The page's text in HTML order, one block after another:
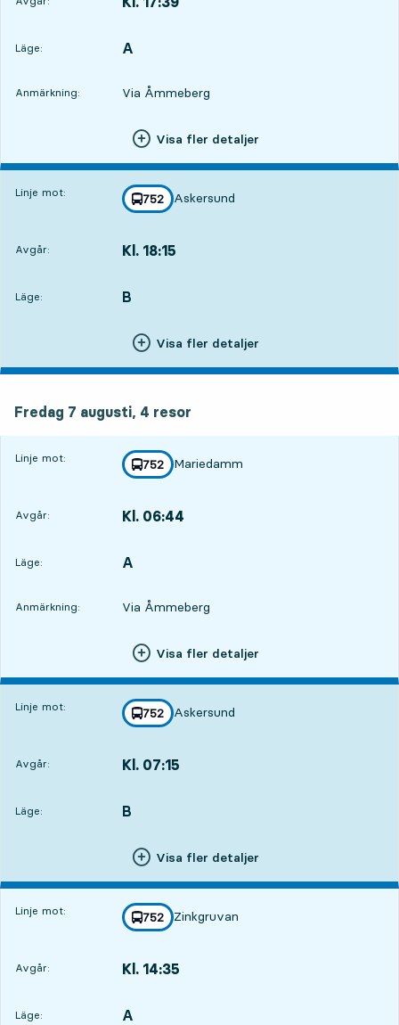
Läge:
LÄGE, A
,
Anmärkning: Via Åmmeberg
Visa fler detaljer
Linje mot: linje
752
mot
Askersund
,
Avgår: Kl. 18:15
Läge:
LÄGE, B
,
Visa fler detaljer
Fredag 7 augusti, 4 resor
Linje mot: linje
752
mot
Mariedamm
,
Avgår: Kl. 06:44
Läge:
LÄGE, A
,
Anmärkning: Via Åmmeberg
Visa fler detaljer
Linje mot: linje
752
mot
Askersund
,
Avgår: Kl. 07:15
Läge:
LÄGE, B
,
Visa fler detaljer
Linje mot: linje
752
mot
Zinkgruvan
,
Avgår: Kl. 14:35
Läge:
LÄGE, A
,